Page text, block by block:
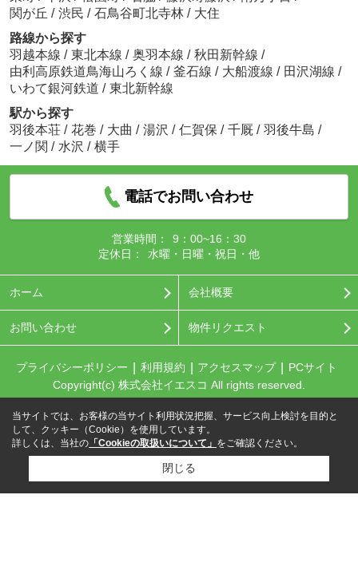
関が丘 / 渋民 / 石鳥谷町北寺林 / 大住
路線から探す
羽越本線 / 東北本線 / 奥羽本線 / 秋田新幹線 /
由利高原鉄道鳥海山ろく線 / 釜石線 / 大船渡線 / 田沢湖線 /
いわて銀河鉄道 / 東北新幹線
駅から探す
羽後本荘 / 花巻 / 大曲 / 湯沢 / 仁賀保 / 千厩 / 羽後牛島 /
一ノ関 / 水沢 / 横手
電話でお問い合わせ
営業時間：
9：00~16：30
定休日：
水曜・日曜・祝日・他
ホーム 会社概要
お問い合わせ 物件リクエスト
プライバシーポリシー 利用規約 アクセスマップ
PCサイト
Copyright(c) 株式会社イエスコ All rights reserved.
当サイトでは、お客様の当サイト利用状況把握、サービス向上検討を目的と
して、クッキー（Cookie）を使用しています。
詳しくは、当社の 「Cookieの取扱いについて」 をご確認ください。
閉じる